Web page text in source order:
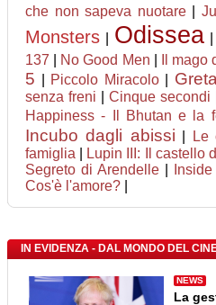
che non sapeva nuotare|
Monsters Odissea
137
No Good Men Il
5 Piccolo Miracolo|
senza freni
Cinque secondi
Happiness - Il Bhutan e la
Incubo dagli abissi Le
famiglia
Lupin III: Il castello
Segreto di Arendelle|
Cos'è l'amore?
IN EVIDENZA - DAL MONDO DEL
NEWS
La